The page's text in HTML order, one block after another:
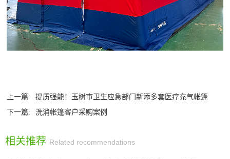
上一篇:
提质强能！玉树市卫生应急部门新添多套医疗充气帐篷
下一篇:
洗消帐篷客户采购案例
相关推荐 Related recommendations